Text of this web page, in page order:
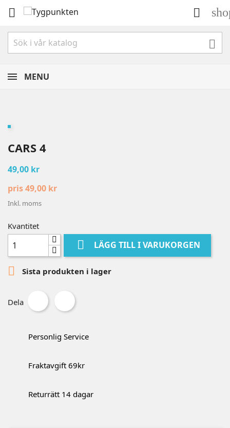
 

MENU
CARS 4
49,00 kr
pris 49,00 kr
Inkl. moms
Kvantitet
 LÄGG TILL I VARUKORGEN
 Sista produkten i lager
Dela
Personlig Service
Fraktavgift 69kr
Returrätt 14 dagar